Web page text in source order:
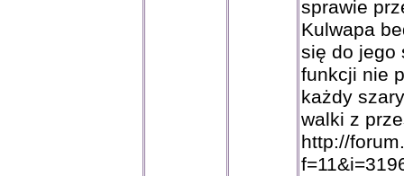
sprawie
Kulwapa
się do jego
funkcji nie
każdy
walki z
http://